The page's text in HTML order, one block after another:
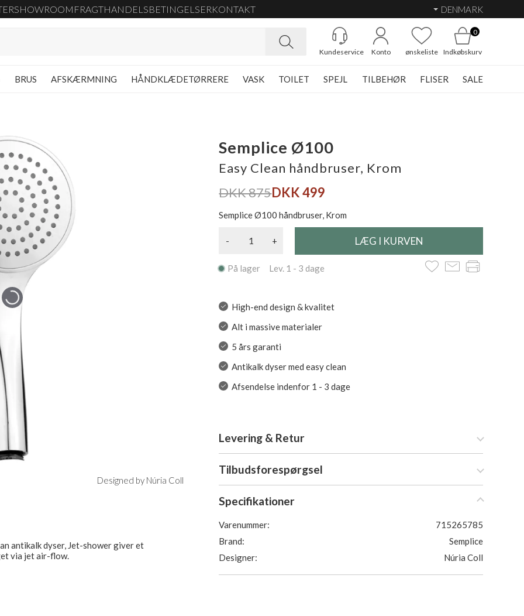
SHOWROOM FRAGTHANDELSBETINGELSERKONTAKT DENMARK
Kundeservice Konto ønskeliste
0
Indkøbskurv
BRUS AFSKÆRMNING HÅNDKLÆDETØRRERE VASK TOILET SPEJL TILBEHØR FLISER SALE
Designed by Núria Coll
antikalk dyser, Jet-shower giver et
via jet air-flow.
Semplice Ø100
Easy Clean håndbruser, Krom
DKK 875DKK 499
Semplice Ø100 håndbruser, Krom
- +
På lager Lev. 1 - 3 dage
High-end design & kvalitet
Alt i massive materialer
5 års garanti
Antikalk dyser med easy clean
Afsendelse indenfor 1 - 3 dage
Levering & Retur
Tilbudsforespørgsel
Specifikationer
Varenummer:
715265785
Brand:
Semplice
Designer:
Núria Coll